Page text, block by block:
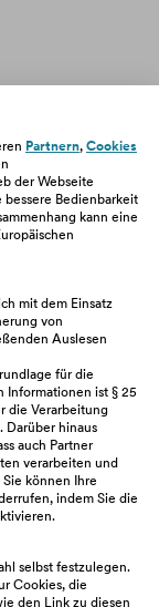
Partnern, Cookies
der Webseite
Bedienbarkeit
kann eine
mit dem Einsatz
von
Auslesen
für die
Informationen ist § 25
die Verarbeitung
Darüber hinaus
auch Partner
verarbeiten und
können Ihre
indem Sie die
selbst festzulegen.
Cookies, die
den Link zu diesen